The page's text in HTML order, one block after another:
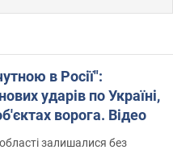
в Росії":
ударів по Україні,
ворога. Відео
залишалися без